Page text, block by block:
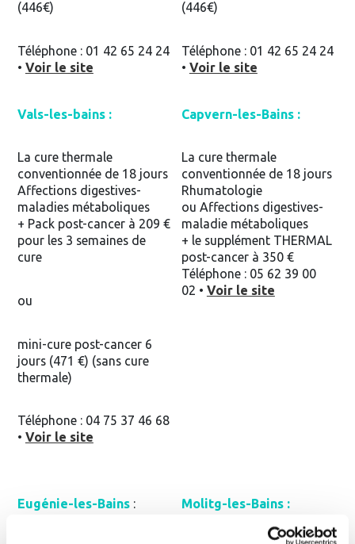
(446€)
Téléphone : 01 42 65 24 24
• Voir le site
(446€)
Téléphone : 01 42 65 24 24
• Voir le site
Vals-les-bains :
La cure thermale
conventionnée de 18 jours
Affections digestives-
maladies métaboliques
+ Pack post-cancer à 209 €
pour les 3 semaines de
cure
ou
mini-cure post-cancer 6
jours (471 €) (sans cure
thermale)
Téléphone : 04 75 37 46 68
• Voir le site
Capvern-les-Bains :
La cure thermale
conventionnée de 18 jours
Rhumatologie
ou Affections digestives-
maladie métaboliques
+ le supplément THERMAL
post-cancer à 350 €
Téléphone : 05 62 39 00
02 • Voir le site
Eugénie-les-Bains: Molitg-les-Bains :